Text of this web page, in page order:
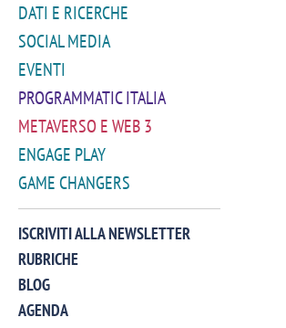
DATI E RICERCHE
SOCIAL MEDIA
EVENTI
PROGRAMMATIC ITALIA
METAVERSO E WEB 3
ENGAGE PLAY
GAME CHANGERS
ISCRIVITI ALLA NEWSLETTER
RUBRICHE
BLOG
AGENDA